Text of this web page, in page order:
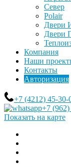
Север
Polair
Двери
Двери
Компания
Наши
Контакты
Авторизация
+7 (4212) 45-30-
+7
Показать на карте